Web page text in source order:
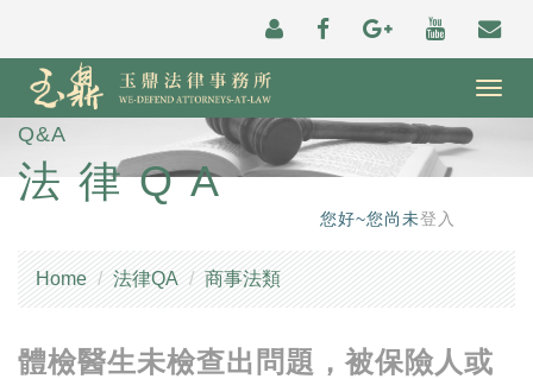
Q&A
法律QA
您好~您尚未登入
Home 法律QA 商事法類
體檢醫生未檢查出問題，被保險人或